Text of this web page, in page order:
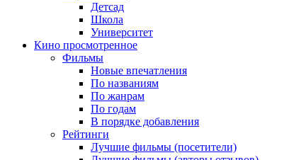
Детсад
Школа
Университет
Кино просмотренное
Фильмы
Новые впечатления
По названиям
По жанрам
По годам
В порядке добавления
Рейтинги
Лучшие фильмы (посетители)